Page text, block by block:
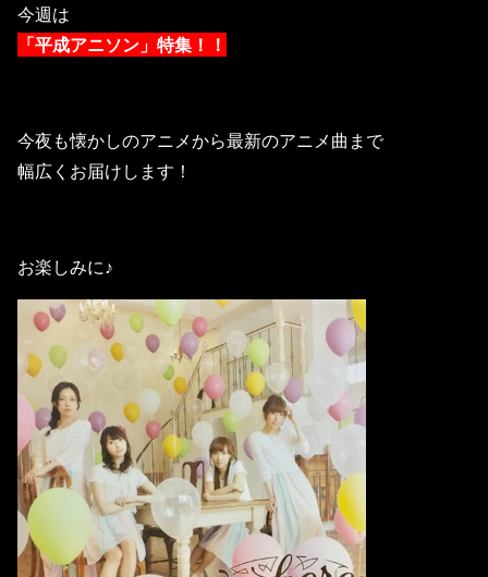
今週は
「平成アニソン」特集！！
今夜も懐かしのアニメから最新のアニメ曲まで
幅広くお届けします！
お楽しみに♪